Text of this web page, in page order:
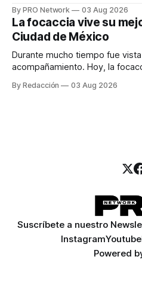
para los textos, alguien que
para encontrar prospectos, un
llamadas y mensajes, y —con
By PRO Network 03 Aug 2026
La focaccia vive su
Ciudad de México
Durante mucho tiempo fue
acompañamiento. Hoy, la
artesanal, ingredientes de
By Redacción 03 Aug 2026
Suscríbete a nuestro
InstagramYoutube
Powered